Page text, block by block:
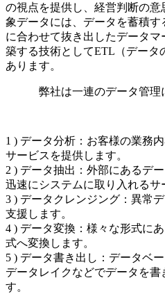
の視点を提供し、経営判断の
象データには、データを蓄積
に合わせて抜き出したデータ
築する技術としてETL（データ
あります。
弊社は一連のデータ管理
1 ) データ分析：お客様の業務
サービスを提供します。
2 ) データ抽出：外部にあるデ
迅速にシステムに取り入れるサ
3 ) データクレンジング：異常
支援します。
4 ) データ変換：様々な形式に
式へ変換します。
5 ) データ書き出し：データベ
データレイクなどでデータを書
す。